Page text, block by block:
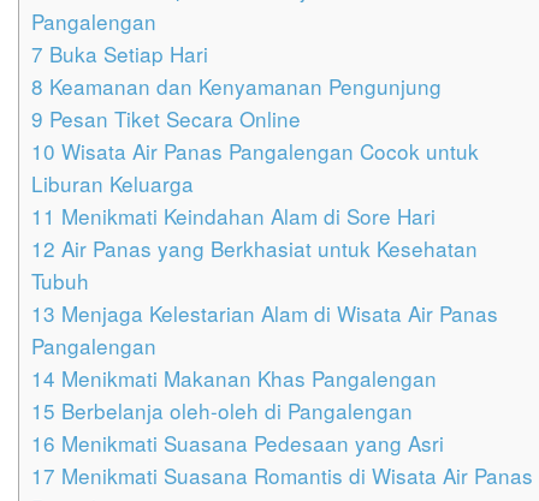
Pangalengan
7 Buka Setiap Hari
8 Keamanan dan Kenyamanan Pengunjung
9 Pesan Tiket Secara Online
10 Wisata Air Panas Pangalengan Cocok untuk
Liburan Keluarga
11 Menikmati Keindahan Alam di Sore Hari
12 Air Panas yang Berkhasiat untuk Kesehatan
Tubuh
13 Menjaga Kelestarian Alam di Wisata Air Panas
Pangalengan
14 Menikmati Makanan Khas Pangalengan
15 Berbelanja oleh-oleh di Pangalengan
16 Menikmati Suasana Pedesaan yang Asri
17 Menikmati Suasana Romantis di Wisata Air Panas